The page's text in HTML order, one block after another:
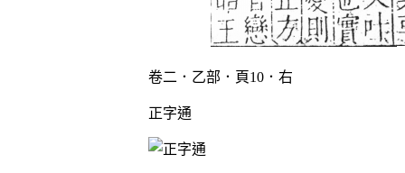
卷二．乙部．頁10．右
正字通